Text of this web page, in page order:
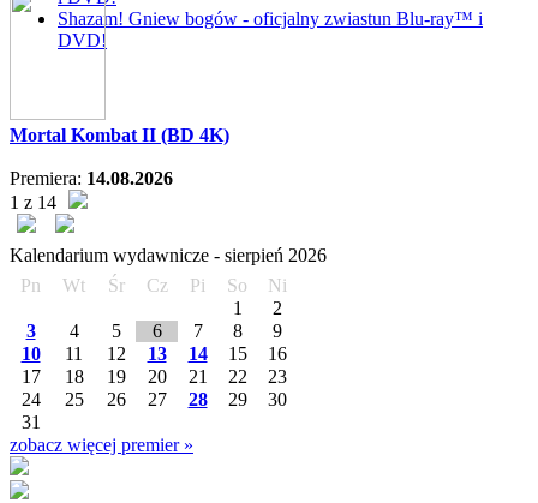
Shazam! Gniew bogów - oficjalny zwiastun Blu-ray™ i
DVD!
Mortal Kombat II (BD 4K)
Premiera: 14.08.2026
1 z 14
Kalendarium wydawnicze - sierpień 2026
Pn
Wt Śr Cz Pi So
Ni
1
2
3
4 5 6 7 8
9
10
11 12 13 14 15
16
17
18 19 20 21 22
23
24
25 26 27 28 29
30
31
zobacz więcej premier »